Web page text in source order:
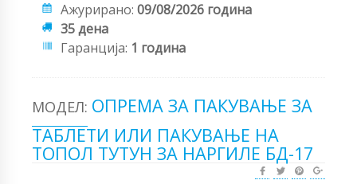
Ажурирано: 09/08/2026 година
35 дена
Гаранција: 1 година
МОДЕЛ: ОПРЕМА ЗА ПАКУВАЊЕ ЗА
ТАБЛЕТИ ИЛИ ПАКУВАЊЕ НА
ТОПОЛ ТУТУН ЗА НАРГИЛЕ БД-17